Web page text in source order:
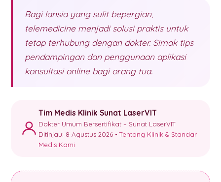
Bagi lansia yang sulit bepergian,
telemedicine menjadi solusi praktis untuk
tetap terhubung dengan dokter. Simak tips
pendampingan dan penggunaan aplikasi
konsultasi online bagi orang tua.
Tim Medis Klinik Sunat LaserVIT
Dokter Umum Bersertifikat – Sunat LaserVIT
Ditinjau: 8 Agustus 2026 •Tentang Klinik & Standar
Medis Kami